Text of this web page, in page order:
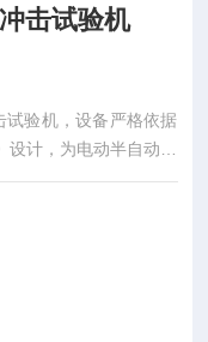
击试验机
试验机，设备严格依据
计，为电动半自动扬
设备；整机配备八角形